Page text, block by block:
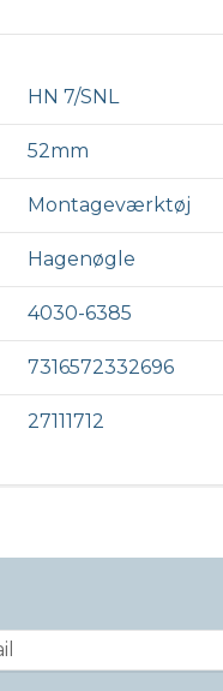
HN 7/SNL
52mm
Montageværktøj
Hagenøgle
4030-6385
7316572332696
27111712